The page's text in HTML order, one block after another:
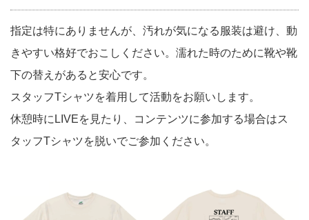
指定は特にありませんが、汚れが気になる服装は避け、動
きやすい格好でおこしください。濡れた時のために靴や靴
下の替えがあると安心です。
スタッフTシャツを着用して活動をお願いします。
休憩時にLIVEを見たり、コンテンツに参加する場合はス
タッフTシャツを脱いでご参加ください。